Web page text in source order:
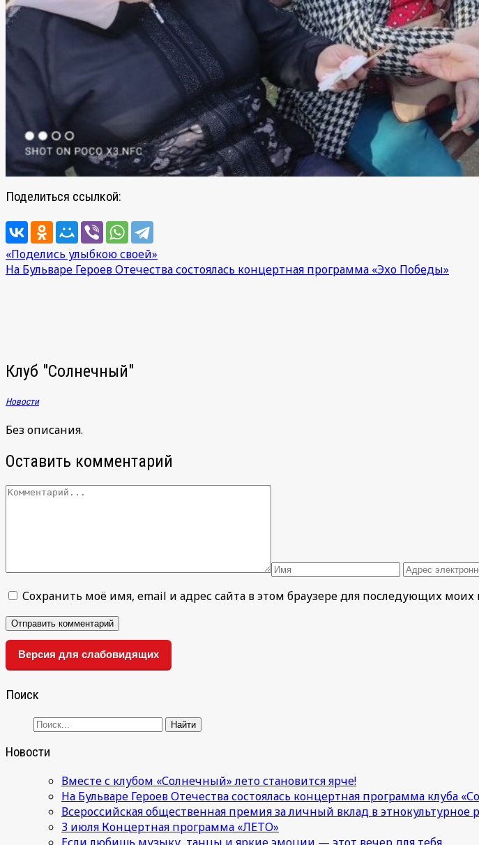
Поделиться ссылкой:
Навигация
по
«Поделись улыбкою своей»
На Бульваре Героев Отечества состоялась концертная программа «Эхо Победы»
Клуб "Солнечный"
Новости
Без описания.
Оставить комментарий
Сохранить моё имя, email и адрес сайта в этом браузере для последующих
Версия для слабовидящих
Поиск
Новости
Вместе с клубом «Солнечный» лето становится ярче!
На Бульваре Героев Отечества состоялась концертная программа клуба
Всероссийская общественная премия за личный вклад в
3 июля Концертная программа «ЛЕТО»